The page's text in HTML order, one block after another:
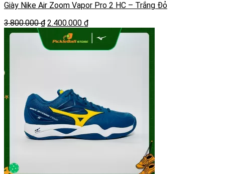
Giày Nike Air Zoom Vapor Pro 2 HC – Trắng Đỏ
3.800.000₫ Giá
là:
3.800.000 ₫.
2.400.000 ₫Giá
hiện
tại
là: